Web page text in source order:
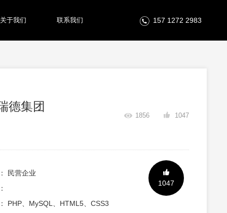
157 1272 2983
关于我们 联系我们
德集团
1856 1047
民营企业
PHP、MySQL、HTML5、CSS3
1047